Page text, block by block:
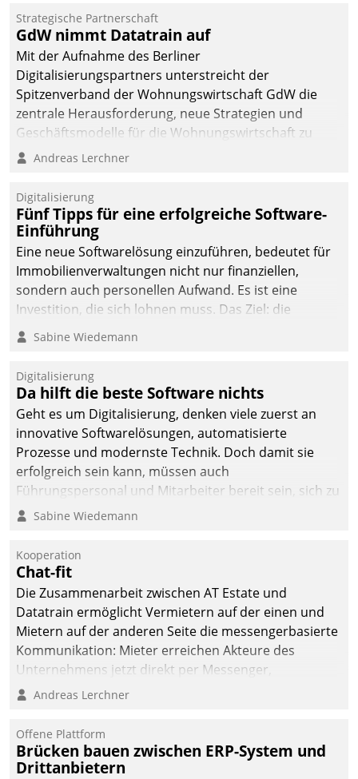
Datatrain. Die meravis
Wohnungsbau- und
Immobilien GmbH hat
sich dabei für den Betrieb
der Lösung über die SAP
Cloud Platform
entschieden - als erstes
Unternehmen am
Strategische Partnerschaft
GdW nimmt Datatrain auf
Mit der Aufnahme des Berliner
Digitalisierungspartners unterstreicht der
Spitzenverband der Wohnungswirtschaft GdW die
zentrale Herausforderung, neue Strategien und
Geschäftsmodelle für die Wohnungswirtschaft zu
entwickeln.
Andreas Lerchner
Digitalisierung
Fünf Tipps für eine erfolgreiche Software-
Einführung
Eine neue Softwarelösung einzuführen, bedeutet für
Immobilienverwaltungen nicht nur finanziellen,
sondern auch personellen Aufwand. Es ist eine
Investition, die sich lohnen muss. Das Ziel: die
nachhaltige Optimierung der Geschäftsabläufe. Damit
dieses Ziel erreicht wird, sollten einige Grundregeln
Sabine Wiedemann
Digitalisierung
Da hilft die beste Software nichts
Geht es um Digitalisierung, denken viele zuerst an
innovative Softwarelösungen, automatisierte
Prozesse und modernste Technik. Doch damit sie
erfolgreich sein kann, müssen auch
Führungspersonal und Mitarbeiter bereit sein, sich zu
verändern und anzupassen, sonst werden sie an ihr
Sabine Wiedemann
Kooperation
Chat-fit
Die Zusammenarbeit zwischen AT Estate und
Datatrain ermöglicht Vermietern auf der einen und
Mietern auf der anderen Seite die messengerbasierte
Kommunikation: Mieter erreichen Akteure des
Unternehmens jetzt direkt per Messenger,
Mitarbeiter oder Dienstleister empfangen oder
Andreas Lerchner
Offene Plattform
Brücken bauen zwischen ERP-System und
Drittanbietern